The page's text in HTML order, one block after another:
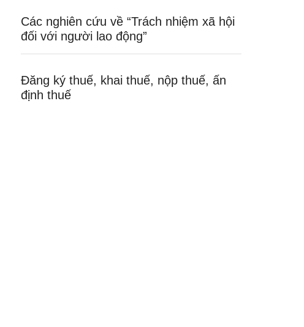
Các nghiên cứu về “Trách nhiệm xã hội
đối với người lao động”
Đăng ký thuế, khai thuế, nộp thuế, ấn
định thuế